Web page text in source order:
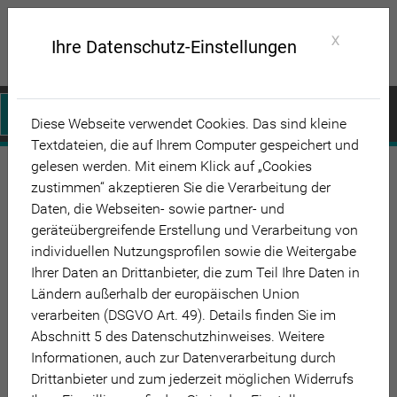
& Kurs starten
Ihre Datenschutz-Einstellungen X
Diese Webseite verwendet Cookies. Das sind kleine
Textdateien, die auf Ihrem Computer gespeichert und
gelesen werden. Mit einem Klick auf „Cookies
zustimmen“ akzeptieren Sie die Verarbeitung der
Daten, die Webseiten- sowie partner- und
geräteübergreifende Erstellung und Verarbeitung von
individuellen Nutzungsprofilen sowie die Weitergabe
Ihrer Daten an Drittanbieter, die zum Teil Ihre Daten in
Ländern außerhalb der europäischen Union
verarbeiten (DSGVO Art. 49). Details finden Sie im
Abschnitt 5 des Datenschutzhinweises. ​ ​ Weitere
Informationen, auch zur Datenverarbeitung durch
Drittanbieter und zum jederzeit möglichen Widerrufs